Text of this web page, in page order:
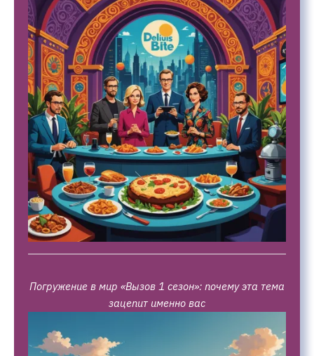
Погружение в мир «Вызов 1 сезон»: почему эта тема
зацепит именно вас